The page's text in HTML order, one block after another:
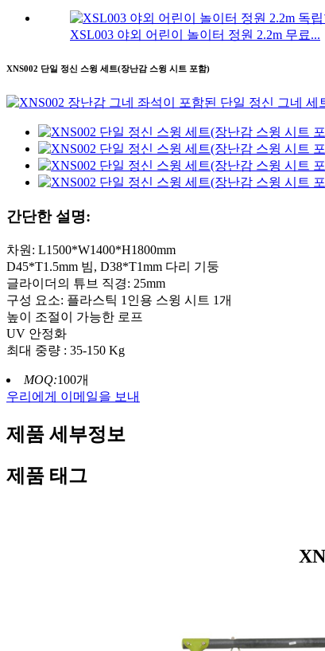
XSL003 야외 어린이 놀이터 정원 2.2m 무료...
XNS002 단일 정신 스윙 세트(장난감 스윙 시트 포함)
간단한 설명:
차원: L1500*W1400*H1800mm
D45*T1.5mm 빔, D38*T1mm 다리 기둥
글라이더의 튜브 직경: 25mm
구성 요소: 플라스틱 1인용 스윙 시트 1개
높이 조절이 가능한 로프
UV 안정화
최대 중량 : 35-150 Kg
MOQ:100개
우리에게 이메일을 보내
제품 세부정보
제품 태그